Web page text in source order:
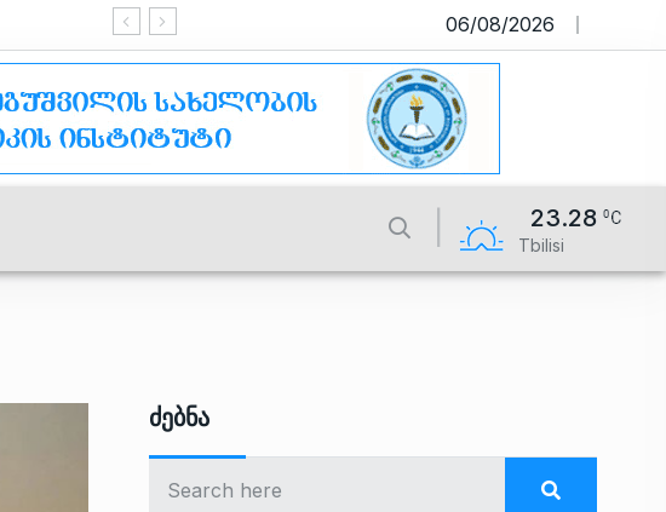
საიტი მუშაობს სატესტო რეჟიმში
06/08/2026
23.28
Tbilisi
Ძებნა